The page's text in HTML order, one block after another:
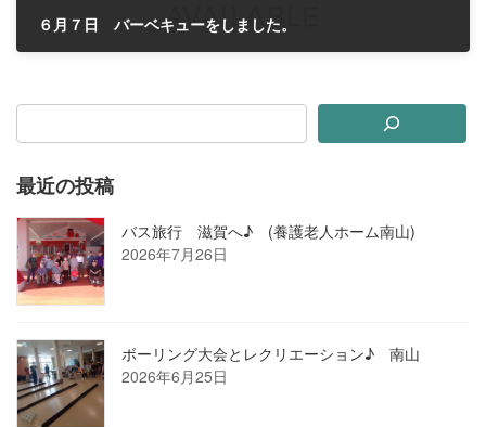
６月７日 バーベキューをしました。
最近の投稿
バス旅行 滋賀へ♪ (養護老人ホーム南山)
2026年7月26日
ボーリング大会とレクリエーション♪ 南山
2026年6月25日